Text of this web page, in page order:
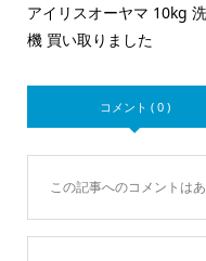
アイリスオーヤマ 10kg
機 買い取りました
コメント ( 0 )
この記事へのコメントはあ